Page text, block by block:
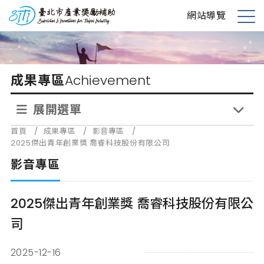
到
主
要
內
台北市產業獎勵補助 網站導覽
展
開
選
單
成果專區Achievement
展開選單
首頁 / 成果專區 / 影音專區
/
2025傑出青年創業獎 喬睿科技股份有限公司
影音專區
2025傑出青年創業獎 喬睿科技股份有限公
司
2025-12-16